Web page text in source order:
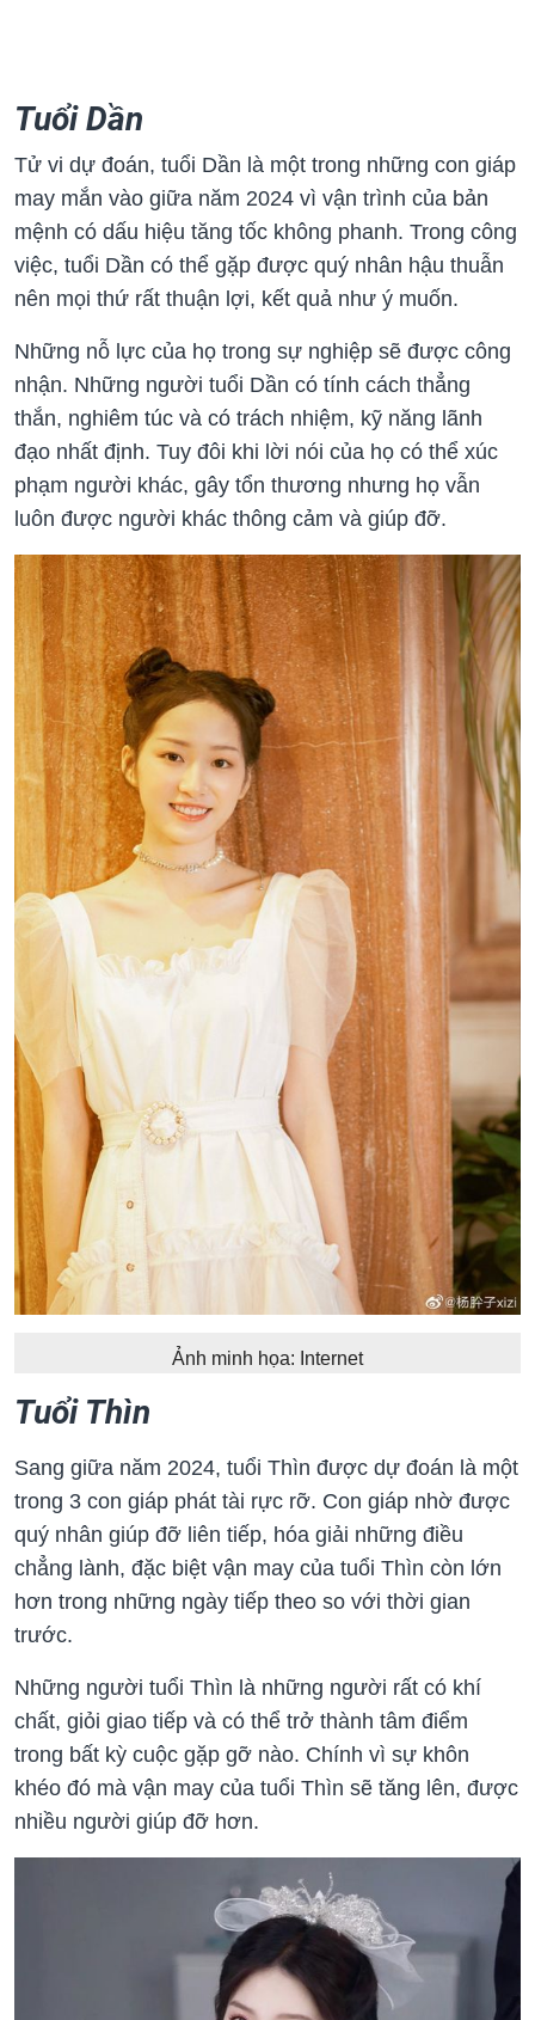
Tuổi Dần
Tử vi dự đoán, tuổi Dần là một trong những con giáp
may mắn vào giữa năm 2024 vì vận trình của bản
mệnh có dấu hiệu tăng tốc không phanh. Trong công
việc, tuổi Dần có thể gặp được quý nhân hậu thuẫn
nên mọi thứ rất thuận lợi, kết quả như ý muốn.
Những nỗ lực của họ trong sự nghiệp sẽ được công
nhận. Những người tuổi Dần có tính cách thẳng
thắn, nghiêm túc và có trách nhiệm, kỹ năng lãnh
đạo nhất định. Tuy đôi khi lời nói của họ có thể xúc
phạm người khác, gây tổn thương nhưng họ vẫn
luôn được người khác thông cảm và giúp đỡ.
Ảnh minh họa: Internet
Tuổi Thìn
Sang giữa năm 2024, tuổi Thìn được dự đoán là một
trong 3 con giáp phát tài rực rỡ. Con giáp nhờ được
quý nhân giúp đỡ liên tiếp, hóa giải những điều
chẳng lành, đặc biệt vận may của tuổi Thìn còn lớn
hơn trong những ngày tiếp theo so với thời gian
trước.
Những người tuổi Thìn là những người rất có khí
chất, giỏi giao tiếp và có thể trở thành tâm điểm
trong bất kỳ cuộc gặp gỡ nào. Chính vì sự khôn
khéo đó mà vận may của tuổi Thìn sẽ tăng lên, được
nhiều người giúp đỡ hơn.